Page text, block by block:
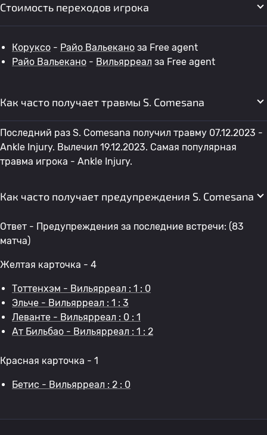
Стоимость переходов игрока
Коруксо - Райо Вальекано за Free agent
Райо Вальекано - Вильярреал за Free agent
Как часто получает травмы S. Comesana
Последний раз S. Comesana получил травму 07.12.2023 -
Ankle Injury. Вылечил 19.12.2023. Самая популярная
травма игрока - Ankle Injury.
Как часто получает предупреждения S. Comesana
Ответ - Предупреждения за последние встречи: (83
матча)
Желтая карточка - 4
Тоттенхэм - Вильярреал : 1 : 0
Эльче - Вильярреал : 1 : 3
Леванте - Вильярреал : 0 : 1
Ат Бильбао - Вильярреал : 1 : 2
Красная карточка - 1
Бетис - Вильярреал : 2 : 0